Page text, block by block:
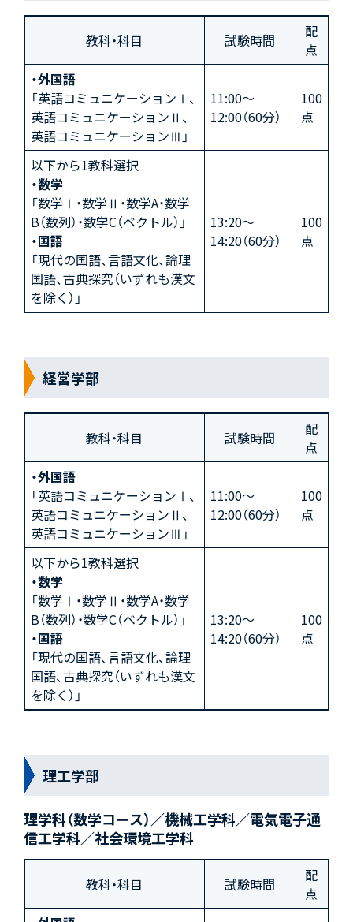
教科・科目 試験時間
配
点
・外国語
「英語コミュニケーションⅠ、
英語コミュニケーションⅡ、
英語コミュニケーションⅢ」
11:00～
12:00（60分）
100
点
以下から1教科選択
・数学
「数学Ⅰ・数学Ⅱ・数学A・数学
B（数列）・数学C（ベクトル）」
・国語
「現代の国語、言語文化、論理
国語、古典探究（いずれも漢文
を除く）」
13:20～
14:20（60分）
100
点
経営学部
教科・科目 試験時間
配
点
・外国語
「英語コミュニケーションⅠ、
英語コミュニケーションⅡ、
英語コミュニケーションⅢ」
11:00～
12:00（60分）
100
点
以下から1教科選択
・数学
「数学Ⅰ・数学Ⅱ・数学A・数学
B（数列）・数学C（ベクトル）」
・国語
「現代の国語、言語文化、論理
国語、古典探究（いずれも漢文
を除く）」
13:20～
14:20（60分）
100
点
理工学部
理学科（数学コース）／機械工学科／電気電子通
信工学科／社会環境工学科
教科・科目 試験時間
配
点